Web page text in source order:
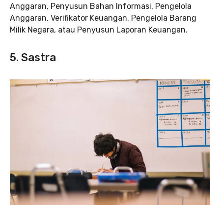
Anggaran, Penyusun Bahan Informasi, Pengelola
Anggaran, Verifikator Keuangan, Pengelola Barang
Milik Negara, atau Penyusun Laporan Keuangan.
5. Sastra